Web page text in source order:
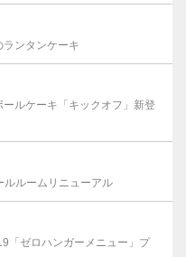
ンタンケーキ
ルケーキ「キックオフ」新登
ルルームリニューアル
「ゼロハンガーメニュー」プ